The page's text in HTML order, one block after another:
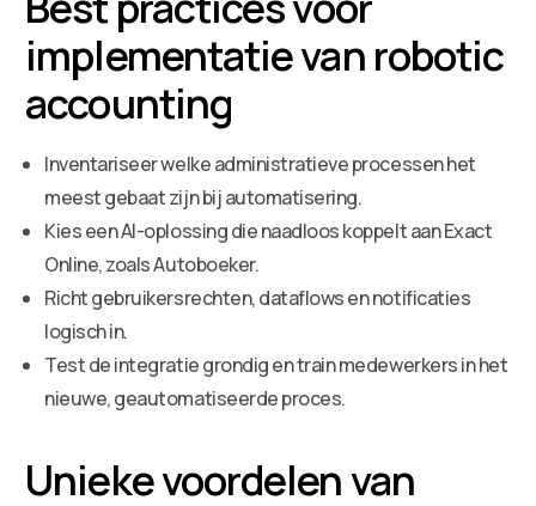
implementatie van robotic
accounting
Inventariseer welke administratieve processen het
meest gebaat zijn bij automatisering.
Kies een AI-oplossing die naadloos koppelt aan Exact
Online, zoals Autoboeker.
Richt gebruikersrechten, dataflows en notificaties
logisch in.
Test de integratie grondig en train medewerkers in het
nieuwe, geautomatiseerde proces.
Unieke voordelen van